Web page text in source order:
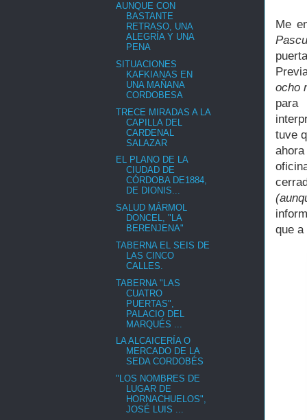
Me
ocho
para
tuve
que
AUNQUE CON
BASTANTE
RETRASO, UNA
ALEGRÍA Y UNA
PENA
SITUACIONES
KAFKIANAS EN
UNA MAÑANA
CORDOBESA
TRECE MIRADAS A LA
CAPILLA DEL
CARDENAL
SALAZAR
EL PLANO DE LA
CIUDAD DE
CÓRDOBA DE1884,
DE DIONIS...
SALUD MÁRMOL
DONCEL, "LA
BERENJENA"
TABERNA EL SEIS DE
LAS CINCO
CALLES.
TABERNA "LAS
CUATRO
PUERTAS",
PALACIO DEL
MARQUÉS ...
LA ALCAICERÍA O
MERCADO DE LA
SEDA CORDOBÉS
"LOS NOMBRES DE
LUGAR DE
HORNACHUELOS",
JOSÉ LUIS ...